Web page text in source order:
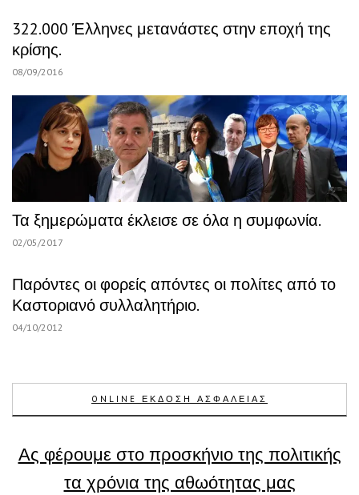
322.000 Έλληνες μετανάστες στην εποχή της
κρίσης.
08/09/2016
Τα ξημερώματα έκλεισε σε όλα η συμφωνία.
02/05/2017
Παρόντες οι φορείς απόντες οι πολίτες από το
Καστοριανό συλλαλητήριο.
04/10/2012
ONLINE ΕΚΔΟΣΗ ΑΣΦΑΛΕΙΑΣ
Ας φέρουμε στο προσκήνιο της πολιτικής
τα χρόνια της αθωότητας μας